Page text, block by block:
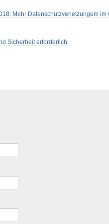
Mehr Datenschutzverletzungem im
Sicherheit erforderlich